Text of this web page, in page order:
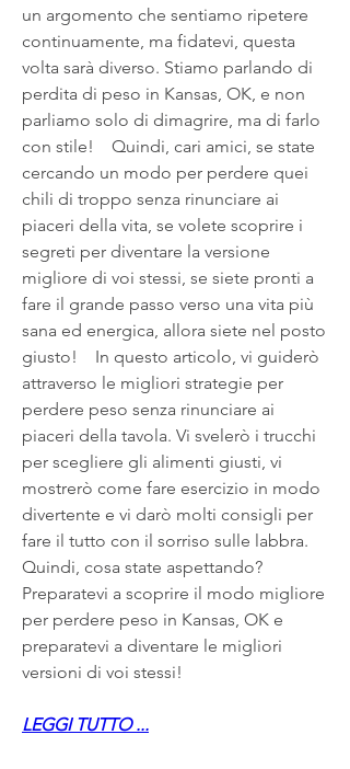
un argomento che sentiamo ripetere
continuamente, ma fidatevi, questa
volta sarà diverso. Stiamo parlando di
perdita di peso in Kansas, OK, e non
parliamo solo di dimagrire, ma di farlo
con stile!    Quindi, cari amici, se state
cercando un modo per perdere quei
chili di troppo senza rinunciare ai
piaceri della vita, se volete scoprire i
segreti per diventare la versione
migliore di voi stessi, se siete pronti a
fare il grande passo verso una vita più
sana ed energica, allora siete nel posto
giusto!    In questo articolo, vi guiderò
attraverso le migliori strategie per
perdere peso senza rinunciare ai
piaceri della tavola. Vi svelerò i trucchi
per scegliere gli alimenti giusti, vi
mostrerò come fare esercizio in modo
divertente e vi darò molti consigli per
fare il tutto con il sorriso sulle labbra.
Quindi, cosa state aspettando?
Preparatevi a scoprire il modo migliore
per perdere peso in Kansas, OK e
preparatevi a diventare le migliori
versioni di voi stessi!
LEGGI TUTTO ...